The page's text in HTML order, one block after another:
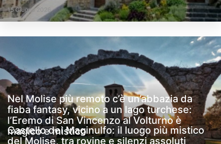
15 Giugno 2026
Nel Molise più remoto c’è un’abbazia da
fiaba fantasy, vicino a un lago turchese:
l’Eremo di San Vincenzo al Volturno è
magico e mistico
Castello dei Maginulfo: il luogo più mistico
del Molise, tra rovine e silenzi assoluti